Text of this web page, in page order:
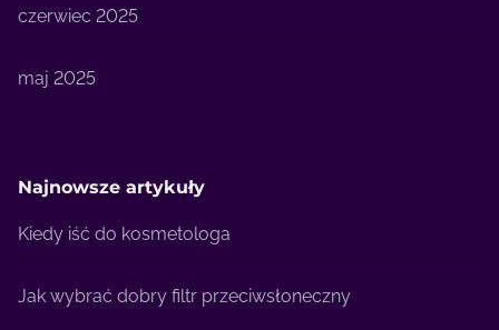
czerwiec 2025
maj 2025
Najnowsze artykuły
Kiedy iść do kosmetologa
Jak wybrać dobry filtr przeciwsłoneczny